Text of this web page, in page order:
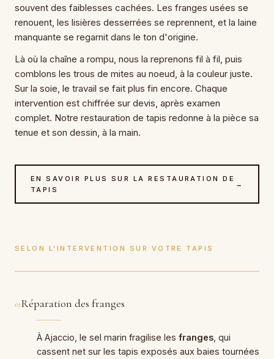
souvent des faiblesses cachées. Les franges usées se
renouent, les lisières desserrées se reprennent, et la laine
manquante se regarnit dans le ton d'origine.
Là où la chaîne a rompu, nous la reprenons fil à fil, puis
comblons les trous de mites au noeud, à la couleur juste.
Sur la soie, le travail se fait plus fin encore. Chaque
intervention est chiffrée sur devis, après examen
complet. Notre restauration de tapis redonne à la pièce sa
tenue et son dessin, à la main.
EN SAVOIR PLUS SUR LA RESTAURATION DE
TAPIS
→
SELON L'INTERVENTION SUR VOTRE TAPIS
01Réparation des franges
À Ajaccio, le sel marin fragilise les franges , qui
cassent net sur les tapis exposés aux baies tournées